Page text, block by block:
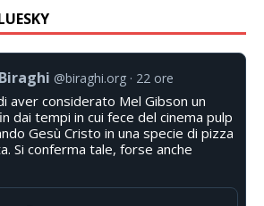
@biraghi.org 22 ore
aver considerato Mel Gibson un
dai tempi in cui fece del cinema pulp
Gesù Cristo in una specie di pizza
Si conferma tale, forse anche